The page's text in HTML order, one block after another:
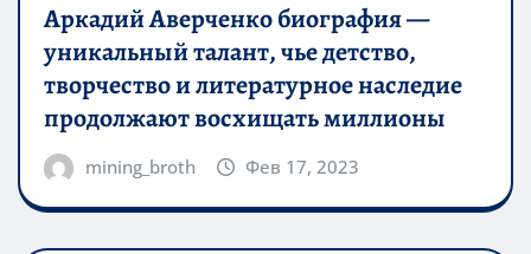
Аркадий Аверченко биография —
уникальный талант, чье детство,
творчество и литературное наследие
продолжают восхищать миллионы
mining_broth Фев 17, 2023